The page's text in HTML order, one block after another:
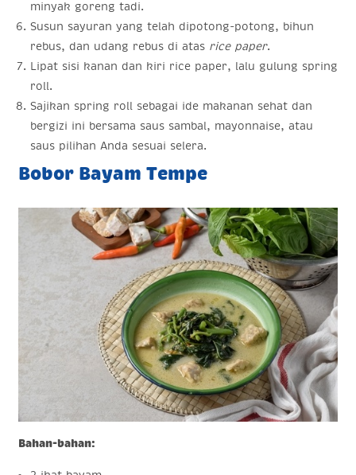
minyak goreng tadi.
Susun sayuran yang telah dipotong-potong, bihun
rebus, dan udang rebus di atas rice paper.
Lipat sisi kanan dan kiri rice paper, lalu gulung spring
roll.
Sajikan spring roll sebagai ide makanan sehat dan
bergizi ini bersama saus sambal, mayonnaise, atau
saus pilihan Anda sesuai selera.
Bobor Bayam Tempe
Bahan-bahan: